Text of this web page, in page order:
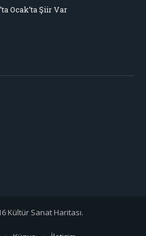
Ocak’ta Şiir Var
Kültür Sanat Haritası.